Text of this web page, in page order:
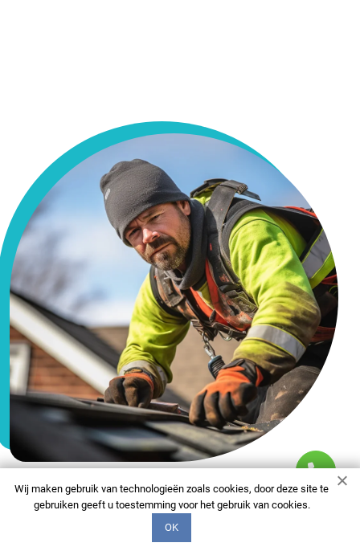
FAQ
Wij maken gebruik van technologieën zoals cookies, door deze site te
gebruiken geeft u toestemming voor het gebruik van cookies.
OK